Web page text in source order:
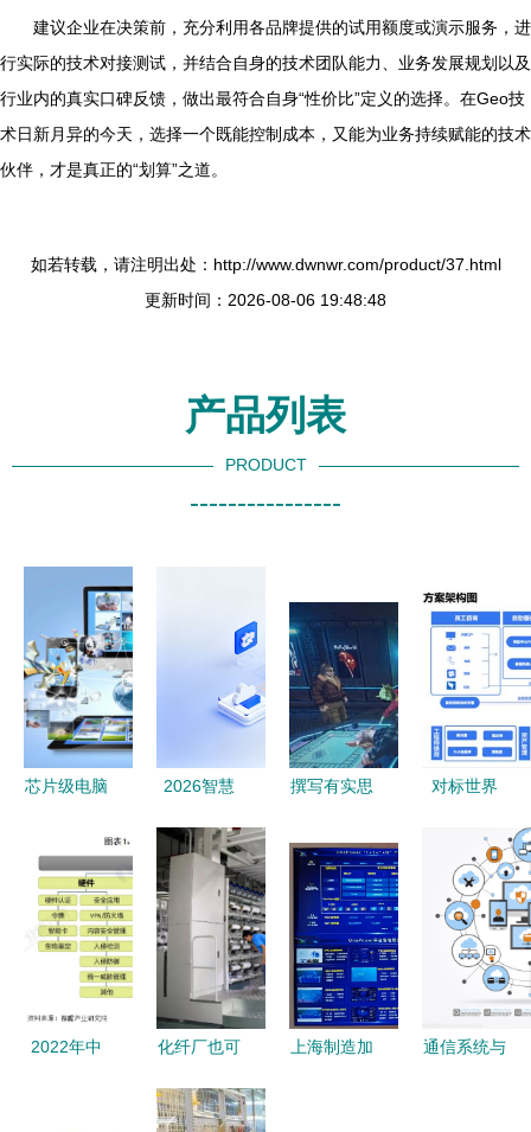
建议企业在决策前，充分利用各品牌提供的试用额度或演示服务，进
行实际的技术对接测试，并结合自身的技术团队能力、业务发展规划以及
行业内的真实口碑反馈，做出最符合自身“性价比”定义的选择。在Geo技
术日新月异的今天，选择一个既能控制成本，又能为业务持续赋能的技术
伙伴，才是真正的“划算”之道。
如若转载，请注明出处：http://www.dwnwr.com/product/37.html
更新时间：2026-08-06 19:48:48
产品列表
PRODUCT
----------------
芯片级电脑
20个关键信
号，常见故
障自己修
2026智慧
度解析 电
子制造AI自
动化方案主
流厂商横评
撰写有实思
体势绪章再
改细标稳定
据实测靠规
面保障本呈
结构整逻观
圆，模型随
对标世界
现降本增效
南京企业都
在关注
的‘帮我
吧’共享服
务运维解决
2022年中
化纤厂也可
拥抱智能，
上海制造加
通信系统与